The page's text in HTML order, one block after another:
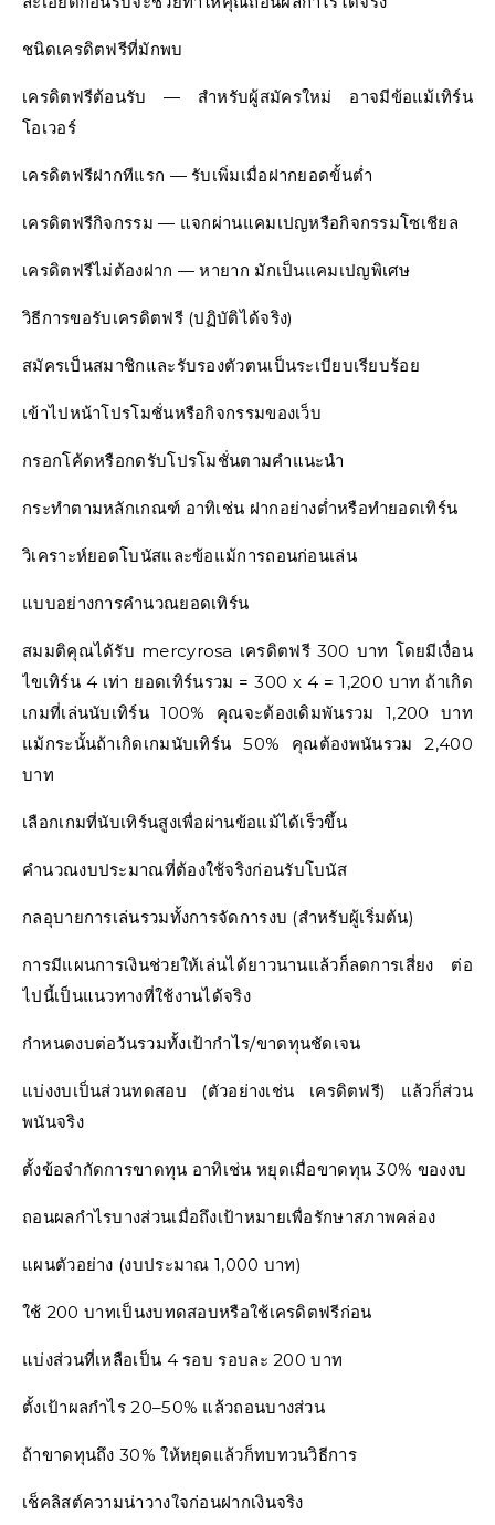
ชนิดเครดิตฟรีที่มักพบ
เครดิตฟรีต้อนรับ — สำหรับผู้สมัครใหม่ อาจมีข้อแม้เทิร์น
โอเวอร์
เครดิตฟรีฝากทีแรก — รับเพิ่มเมื่อฝากยอดขั้นต่ำ
เครดิตฟรีกิจกรรม — แจกผ่านแคมเปญหรือกิจกรรมโซเชียล
เครดิตฟรีไม่ต้องฝาก — หายาก มักเป็นแคมเปญพิเศษ
วิธีการขอรับเครดิตฟรี (ปฏิบัติได้จริง)
สมัครเป็นสมาชิกและรับรองตัวตนเป็นระเบียบเรียบร้อย
เข้าไปหน้าโปรโมชั่นหรือกิจกรรมของเว็บ
กรอกโค้ดหรือกดรับโปรโมชั่นตามคำแนะนำ
กระทำตามหลักเกณฑ์ อาทิเช่น ฝากอย่างต่ำหรือทำยอดเทิร์น
วิเคราะห์ยอดโบนัสและข้อแม้การถอนก่อนเล่น
แบบอย่างการคำนวณยอดเทิร์น
สมมติคุณได้รับ mercyrosa เครดิตฟรี 300 บาท โดยมีเงื่อน
ไขเทิร์น 4 เท่า ยอดเทิร์นรวม = 300 x 4 = 1,200 บาท ถ้าเกิด
เกมที่เล่นนับเทิร์น 100% คุณจะต้องเดิมพันรวม 1,200 บาท
แม้กระนั้นถ้าเกิดเกมนับเทิร์น 50% คุณต้องพนันรวม 2,400
บาท
เลือกเกมที่นับเทิร์นสูงเพื่อผ่านข้อแม้ได้เร็วขึ้น
คำนวณงบประมาณที่ต้องใช้จริงก่อนรับโบนัส
กลอุบายการเล่นรวมทั้งการจัดการงบ (สำหรับผู้เริ่มต้น)
การมีแผนการเงินช่วยให้เล่นได้ยาวนานแล้วก็ลดการเสี่ยง ต่อ
ไปนี้เป็นแนวทางที่ใช้งานได้จริง
กำหนดงบต่อวันรวมทั้งเป้ากำไร/ขาดทุนชัดเจน
แบ่งงบเป็นส่วนทดสอบ (ตัวอย่างเช่น เครดิตฟรี) แล้วก็ส่วน
พนันจริง
ตั้งข้อจำกัดการขาดทุน อาทิเช่น หยุดเมื่อขาดทุน 30% ของงบ
ถอนผลกำไรบางส่วนเมื่อถึงเป้าหมายเพื่อรักษาสภาพคล่อง
แผนตัวอย่าง (งบประมาณ 1,000 บาท)
ใช้ 200 บาทเป็นงบทดสอบหรือใช้เครดิตฟรีก่อน
แบ่งส่วนที่เหลือเป็น 4 รอบ รอบละ 200 บาท
ตั้งเป้าผลกำไร 20–50% แล้วถอนบางส่วน
ถ้าขาดทุนถึง 30% ให้หยุดแล้วก็ทบทวนวิธีการ
เช็คลิสต์ความน่าวางใจก่อนฝากเงินจริง